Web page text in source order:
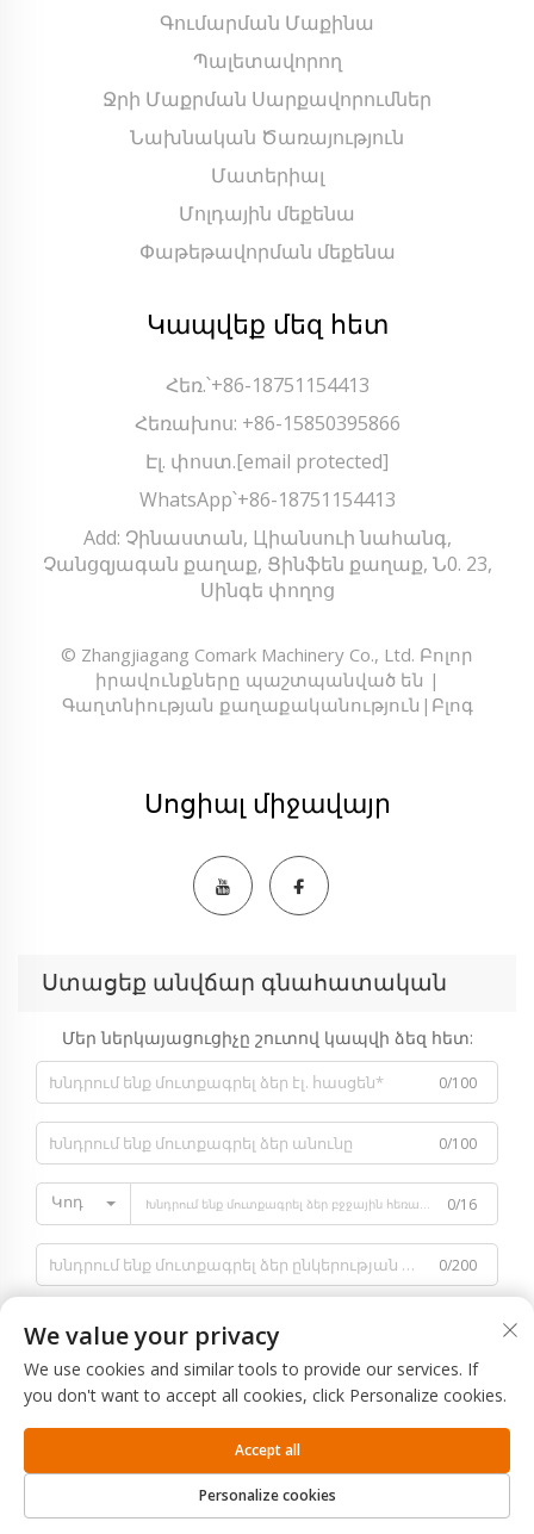
Գումարման Մաքինա
Պալետավորող
Ջրի Մաքրման Սարքավորումներ
Նախնական Ծառայություն
Մատերիալ
Մոլդային մեքենա
Փաթեթավորման մեքենա
Կապվեք մեզ հետ
Հեռ.՝+86-18751154413
Հեռախոս: +86-15850395866
Էլ. փոստ.[email protected]
WhatsApp՝+86-18751154413
Add: Չինաստան, Цիանսուի նահանգ,
Չանցզյագան քաղաք, Ցինֆեն քաղաք, Ն0. 23,
Սինգե փողոց
© Zhangjiagang Comark Machinery Co., Ltd. Բոլոր
իրավունքները պաշտպանված են |
Գաղտնիության քաղաքականություն | Բլոգ
Սոցիալ միջավայր
Ստացեք անվճար գնահատական
Մեր ներկայացուցիչը շուտով կապվի ձեզ հետ:
0/100
0/100
Կոդ 0/16
0/200
0/1000
Ուղարկել
We value your privacy
We use cookies and similar tools to provide our services. If
you don't want to accept all cookies, click Personalize cookies.
Personalize cookies
Accept all